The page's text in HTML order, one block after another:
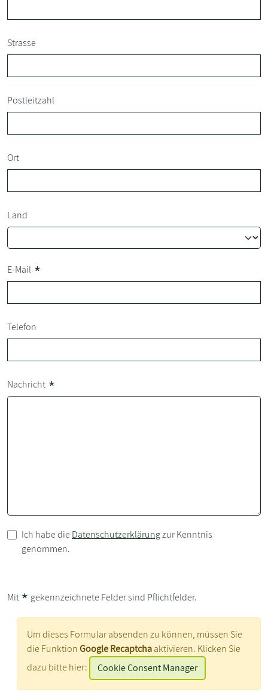
Strasse
Postleitzahl
Ort
Land
E-Mail *
Telefon
Nachricht *
Ich habe dieDatenschutzerklärungzur Kenntnis
genommen.
Mit * gekennzeichnete Felder sind Pflichtfelder.
Um dieses Formular absenden zu können, müssen Sie
die FunktionGoogle Recaptchaaktivieren. Klicken Sie
dazu bitte hier:
Cookie Consent Manager